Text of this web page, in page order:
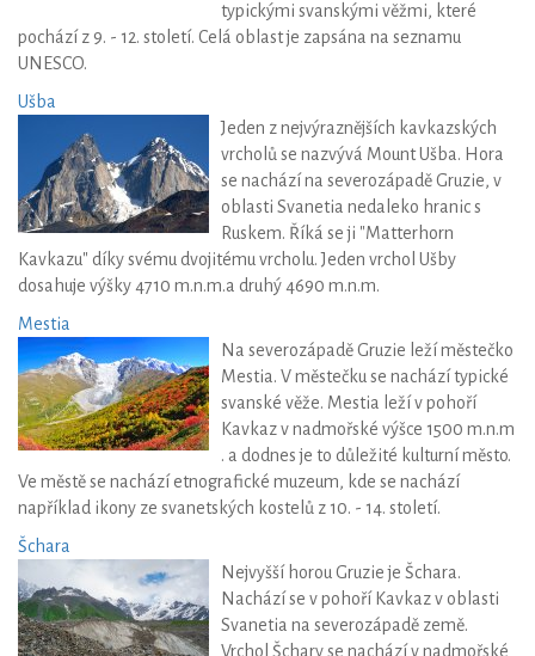
typickými svanskými věžmi, které
pochází z 9. - 12. století. Celá oblast je zapsána na seznamu
UNESCO.
Ušba
Jeden z nejvýraznějších kavkazských
vrcholů se nazvývá Mount Ušba. Hora
se nachází na severozápadě Gruzie, v
oblasti Svanetia nedaleko hranic s
Ruskem. Říká se ji "Matterhorn
Kavkazu" díky svému dvojitému vrcholu. Jeden vrchol Ušby
dosahuje výšky 4710 m.n.m.a druhý 4690 m.n.m.
Mestia
Na severozápadě Gruzie leží městečko
Mestia. V městečku se nachází typické
svanské věže. Mestia leží v pohoří
Kavkaz v nadmořské výšce 1500 m.n.m
. a dodnes je to důležité kulturní město.
Ve městě se nachází etnografické muzeum, kde se nachází
například ikony ze svanetských kostelů z 10. - 14. století.
Šchara
Nejvyšší horou Gruzie je Šchara.
Nachází se v pohoří Kavkaz v oblasti
Svanetia na severozápadě země.
Vrchol Šchary se nachází v nadmořské